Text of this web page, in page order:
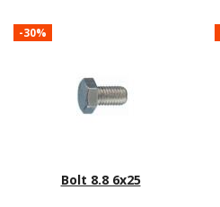
-30%
Bolt 8.8 6x25